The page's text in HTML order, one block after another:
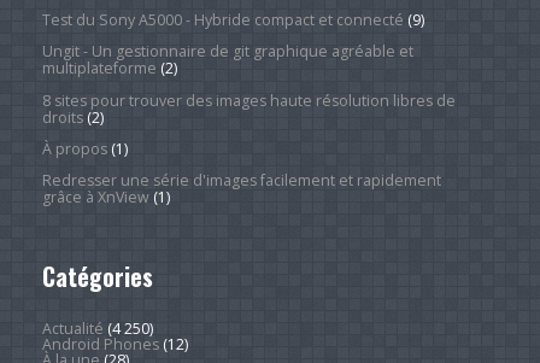
Test du Sony A5000 - Hybride compact et connecté (9)
Ungit - Un gestionnaire de git graphique agréable et
multiplateforme (2)
8 sites pour trouver des images haute résolution libres de
droits(2)
À propos(1)
Redresser une série d'images facilement et rapidement
grâce à XnView(1)
Catégories
Actualité (4 250)
Android Phones(12)